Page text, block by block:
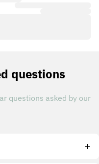
questions
questions asked by our